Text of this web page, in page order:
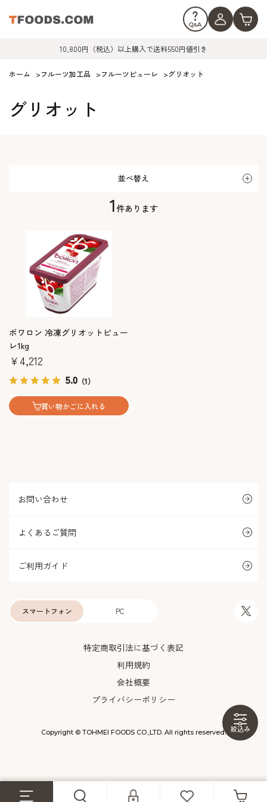
10,800円（税込）以上購入で送料550円値引き
ホーム >フルーツ加工品 >フルーツピューレ >グリオット
グリオット
絞込み
並べ替え
1件あります
ボワロン 冷凍グリオットピュー
レ1kg
￥4,212
5.0 （1）
買い物かごに入れる
お問い合わせ
よくあるご質問
ご利用ガイド
PC
スマートフォン
特定商取引法に基づく表記
利用規約
会社概要
プライバシーポリシー
Copyright © TOHMEI FOODS CO.,LTD. All rights reserved.